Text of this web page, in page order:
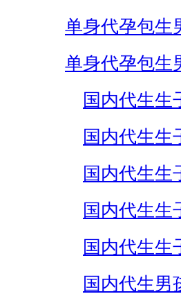
单身代孕包生
单身代孕包生
国内代生生
国内代生生
国内代生生
国内代生生
国内代生生
国内代生男